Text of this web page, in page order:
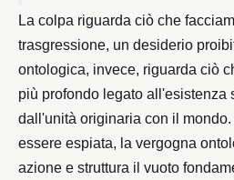
La colpa riguarda ciò che
trasgressione, un desiderio
ontologica, invece, riguarda ciò
più profondo legato all'esistenza
dall'unità originaria con il
essere espiata, la vergogna
azione e struttura il vuoto